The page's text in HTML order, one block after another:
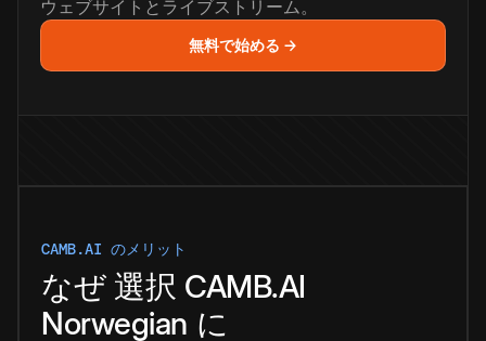
ウェブサイトとライブストリーム。
無料で始める →
CAMB.AI のメリット
なぜ 選択 CAMB.AI
Norwegian に